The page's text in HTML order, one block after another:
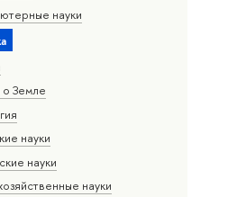
науки
о Земле
науки
науки
науки